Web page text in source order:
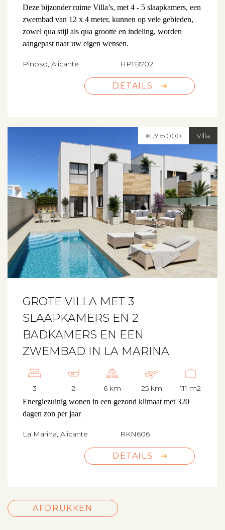
Deze bijzonder ruime Villa’s, met 4 - 5 slaapkamers, een
zwembad van 12 x 4 meter, kunnen op vele gebieden,
zowel qua stijl als qua grootte en indeling, worden
aangepast naar uw eigen wensen.
Pinoso, Alicante HPTB702
DETAILS
Villa
€ 395.000
GROTE VILLA MET 3
SLAAPKAMERS EN 2
BADKAMERS EN EEN
ZWEMBAD IN LA MARINA
3 2 6 km 25 km 111 m2
Energiezuinig wonen in een gezond klimaat met 320
dagen zon per jaar
La Marina, Alicante RKN606
DETAILS
AFDRUKKEN